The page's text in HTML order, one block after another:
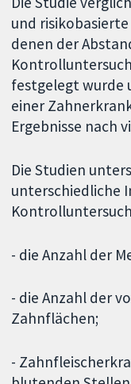
und
denen der
festgelegt wurde
einer
Ergebnisse nach
Die Studien
unterschiedliche
- die Anzahl der
- die Anzahl der
Zahnflächen;
-